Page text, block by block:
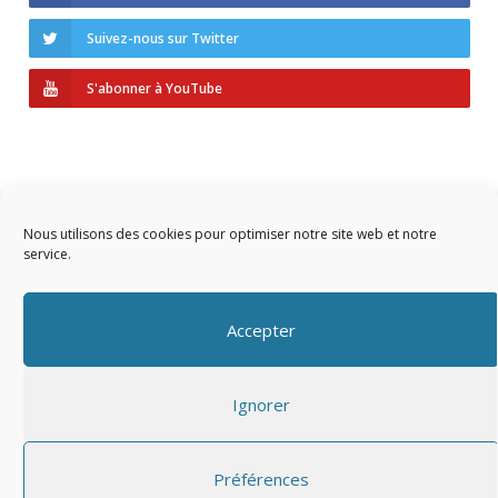
Nous utilisons des cookies pour optimiser notre site web et notre
service.
Accepter
Ignorer
Préférences
Suivez-nous sur Twitter
S'abonner à YouTube
Copyright © 2023 AIDF
Présentation